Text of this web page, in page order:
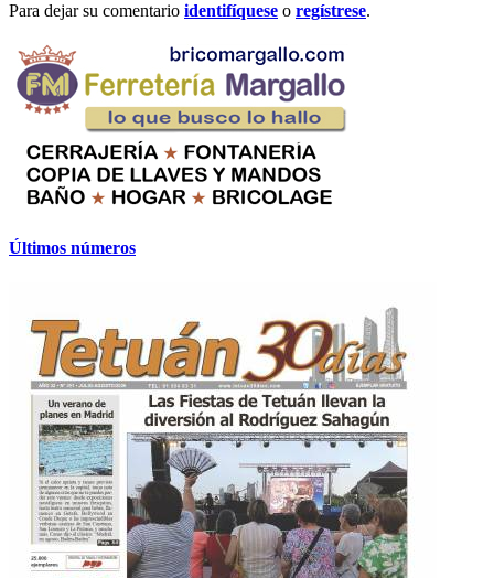
Para dejar su comentario identifíquese o regístrese.
Últimos números